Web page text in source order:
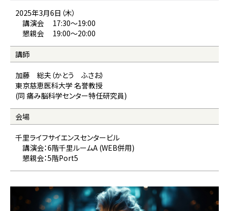
2025年3月6日（木）
講演会 17:30〜19:00
懇親会 19:00〜20:00
講師
加藤 総夫（かとう ふさお）
東京慈恵医科大学 名誉教授
(同 痛み脳科学センター特任研究員)
会場
千里ライフサイエンスセンタービル
講演会：6階千里ルームA (WEB併用)
懇親会：5階Port5